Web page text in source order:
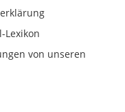
Lexikon
von unseren